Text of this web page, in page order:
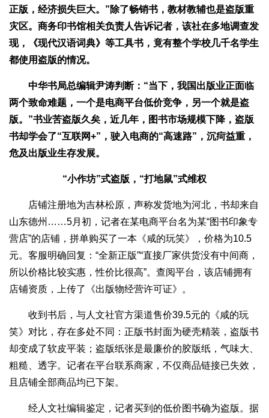
正版，经济损失巨大。”除了畅销书，教材教辅也是盗版重
灾区。商务印书馆相关负责人告诉记者，该社在多地调查发
现，《现代汉语词典》等工具书，竟有整个学校几千名学生
都使用盗版的情况。
中华书局总编辑尹涛判断：“当下，我国出版业正面临
两个致命难题，一个是电商平台低价竞争，另一个就是盗
版。”书业苦盗版久矣，近几年，图书市场规模下降，盗版
书却学会了“互联网+”，驶入电商的“高速路”，沉疴益重，
危及出版业生存发展。
“小作坊”式盗版，“打地鼠”式维权
店铺注册地为吉林松原，声称发货地为河北，书却来自
山东德州……5月初，记者在某电商平台名为某“图书印象专
营店”的店铺，拼单购买了一本《咸的玩笑》，价格为10.5
元。客服明确回复：“全新正版”“直接厂家供货没有中间商，
所以价格比较实惠，性价比很高”。查阅平台，该店铺拥有
店铺资质，上传了《出版物经营许可证》。
收到书后，与人文社官方渠道售价39.5元的《咸的玩
笑》对比，存在多处不同：正版书封面为硬壳精装，盗版书
却变成了软皮平装；盗版纸张是最廉价的胶版纸，气味大、
粗糙、透字。记者在平台联系商家，不仅商品链接已失效，
且店铺全部商品均已下架。
经人文社编辑鉴定，记者买到的低价图书确为盗版。据